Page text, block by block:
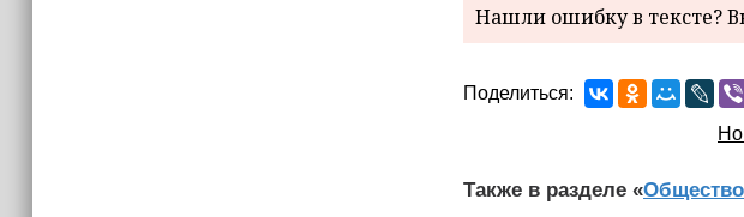
Нашли ошибку в тексте?
Поделиться:
Также в разделе «Общество